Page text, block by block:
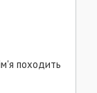
походить